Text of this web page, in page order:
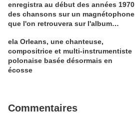
enregistra au début des années 1970
des chansons sur un magnétophone
que l'on retrouvera sur l'album
ela Orleans, une chanteuse,
compositrice et multi-instrumentiste
polonaise basée désormais en
écosse
Commentaires